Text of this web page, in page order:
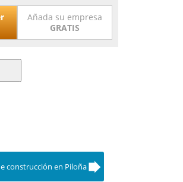
Añada su empresa
GRATIS
construcción en Piloña